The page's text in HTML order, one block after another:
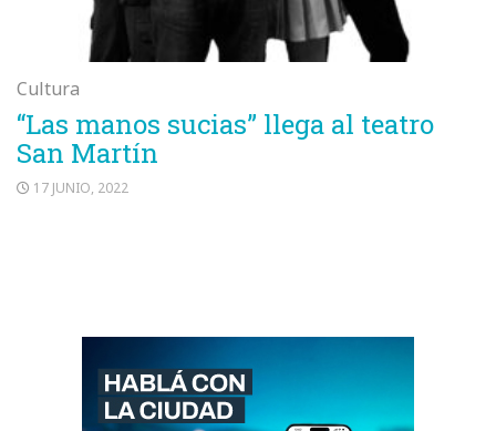
Cultura
“Las manos sucias” llega al teatro
San Martín
17 JUNIO, 2022